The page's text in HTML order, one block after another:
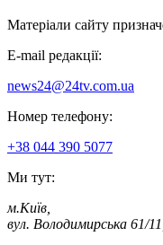
Матеріали сайту
E-mail редакції:
news24@24tv.com.ua
Номер телефону:
+38 044 390 5077
Ми тут:
м.Київ
вул. Володимирська 61/